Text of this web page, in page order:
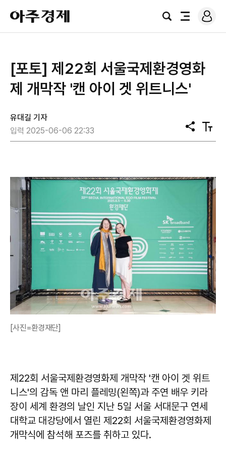
아
주
경
검
전
로
그
[포토] 제22회 서울국제환경영화
제 개막작 '캔 아이 겟 위트니스'
유대길 기자
입력 2025-06-06 22:33
공
유
텍
스
[사진=환경재단]
제22회 서울국제환경영화제 개막작 '캔 아이 겟 위트
니스'의 감독 앤 마리 플레밍(왼쪽)과 주연 배우 키라
장이 세계 환경의 날인 지난 5일 서울 서대문구 연세
대학교 대강당에서 열린 제22회 서울국제환경영화제
개막식에 참석해 포즈를 취하고 있다.